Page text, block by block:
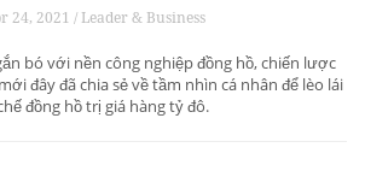
24, 2021 / Leader & Business
bó với nền công nghiệp đồng hồ, chiến lược
đây đã chia sẻ về tầm nhìn cá nhân để lèo lái
đồng hồ trị giá hàng tỷ đô.